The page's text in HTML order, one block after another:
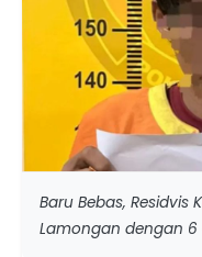
Baru Bebas, Residvis
Lamongan dengan 6